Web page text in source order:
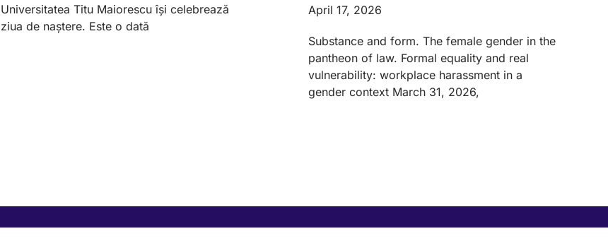
Universitatea Titu Maiorescu își celebrează
ziua de naștere. Este o dată
April 17, 2026
Substance and form. The female gender in the
pantheon of law. Formal equality and real
vulnerability: workplace harassment in a
gender context March 31, 2026,